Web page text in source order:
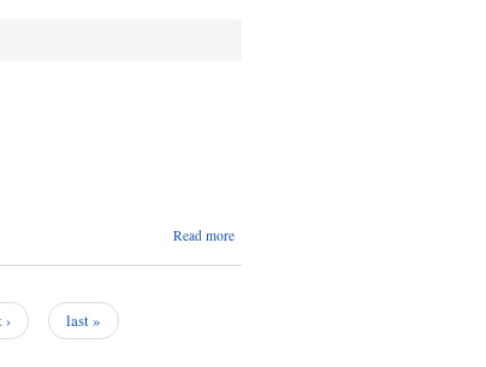
Read more
last »